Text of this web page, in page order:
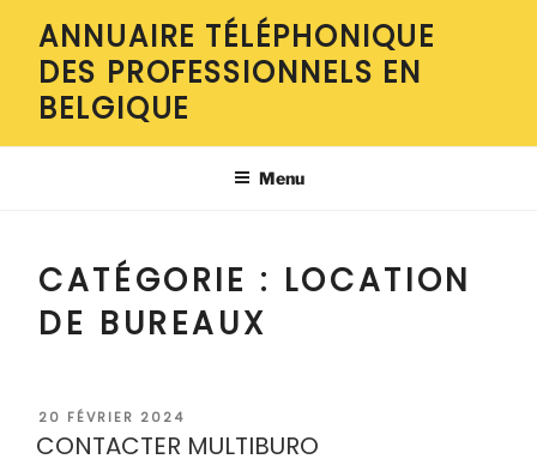
contenu
principal
ANNUAIRE TÉLÉPHONIQUE
DES PROFESSIONNELS EN
BELGIQUE
Menu
CATÉGORIE : LOCATION
DE BUREAUX
PUBLIÉ
LE
20 FÉVRIER 2024
CONTACTER MULTIBURO